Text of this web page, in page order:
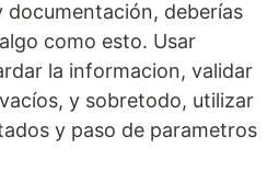
documentación, deberías
como esto. Usar
la informacion, validar
y sobretodo, utilizar
y paso de parametros